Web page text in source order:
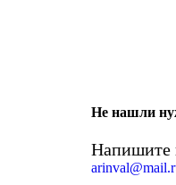
Не нашли
Напишите